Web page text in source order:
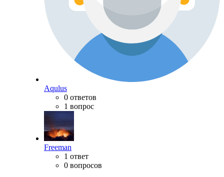
Aqulus
0 ответов
1 вопрос
Freeman
1 ответ
0 вопросов